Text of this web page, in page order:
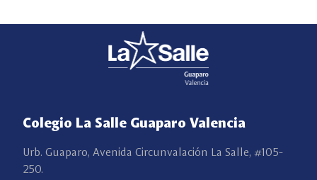
Colegio La Salle Guaparo Valencia
Urb. Guaparo, Avenida Circunvalación La Salle, #105-
250.